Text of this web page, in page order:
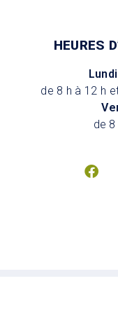
HEURES
de 8 h à 12 h
de